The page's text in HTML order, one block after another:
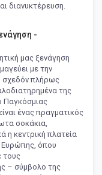
διανυκτέρευση.
-
μας ξενάγηση
με την
σχεδόν πλήρως
της
Παγκόσμιας
ένας πραγματικός
σοκάκια,
η κεντρική πλατεία
Ευρώπης, όπου
τους
– σύμβολο της